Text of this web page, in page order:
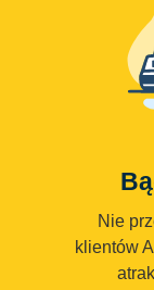
Nie
klientów